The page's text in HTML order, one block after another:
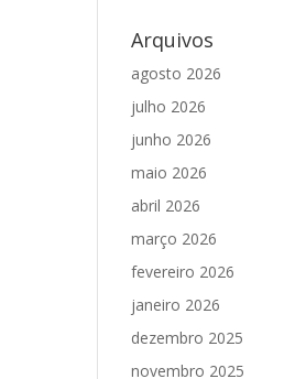
Arquivos
agosto 2026
julho 2026
junho 2026
maio 2026
abril 2026
março 2026
fevereiro 2026
janeiro 2026
dezembro 2025
novembro 2025